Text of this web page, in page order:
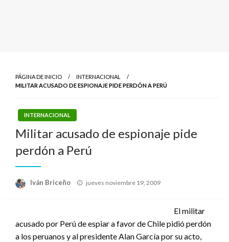
PÁGINA DE INICIO
INTERNACIONAL
MILITAR ACUSADO DE ESPIONAJE PIDE PERDÓN A PERÚ
INTERNACIONAL
Militar acusado de espionaje pide
perdón a Perú
Iván Briceño
Publicado
jueves noviembre 19, 2009
El militar
acusado por Perú de espiar a favor de Chile pidió perdón
a los peruanos y al presidente Alan García por su acto,